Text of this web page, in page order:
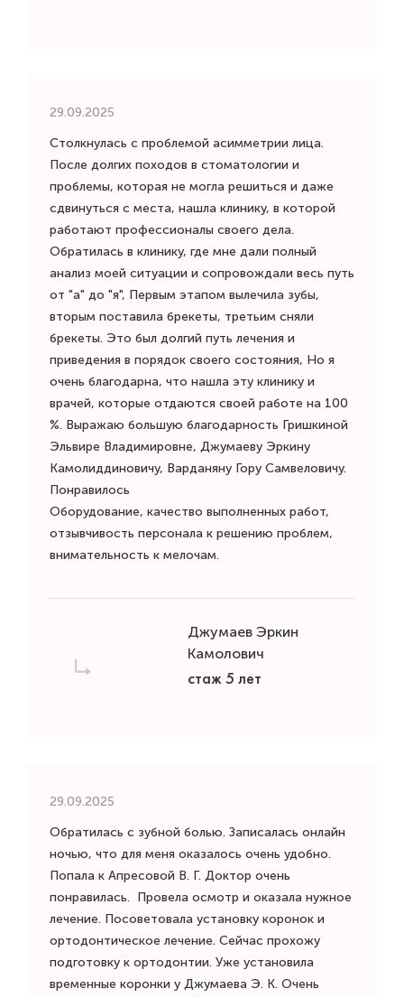
29.09.2025
Столкнулась с проблемой асимметрии лица.
После долгих походов в стоматологии​ и
проблемы, которая не могла решиться и даже
сдвинуться с места, нашла клинику, в которой
работают профессионалы своего дела.
Обратилась в клинику, где мне дали полный
анализ​ моей ситуации и сопровождали весь путь
от "а" до "я", Первым этапом вылечила зубы,
вторым поставила брекеты​, третьим сняли
брекеты. Это был долгий путь лечения и
приведения в порядок своего состояния, Но я
очень благодарна, что нашла эту клинику и
врачей, которые отдаются своей работе на 100
%. Выражаю большую благодарность Гришкиной
Эльвире Владимировне, Джумаеву Эркину
Камолиддиновичу, Варданяну Гору Самвеловичу.
Понравилось
Оборудование, качество выполненных работ,
отзывчивость персонала к решению проблем,
внимательность к мелочам.
Джумаев Эркин
Камолович
стаж 5 лет
29.09.2025
Обратилась с зубной болью. Записалась онлайн
ночью, что для меня оказалось очень удобно.
Попала к Апресовой В. Г. Доктор очень
понравилась. Провела осмотр и оказала нужное
лечение. Посоветовала установку коронок и
ортодонтическое лечение. Сейчас прохожу
подготовку к ортодонтии. Уже установила
временные коронки​ у Джумаева Э. К. Очень